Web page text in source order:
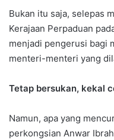
Bukan itu saja, selepas
Kerajaan Perpaduan
menjadi pengerusi bagi
menteri-menteri yang
Tetap bersukan, kekal
Namun, apa yang
perkongsian Anwar